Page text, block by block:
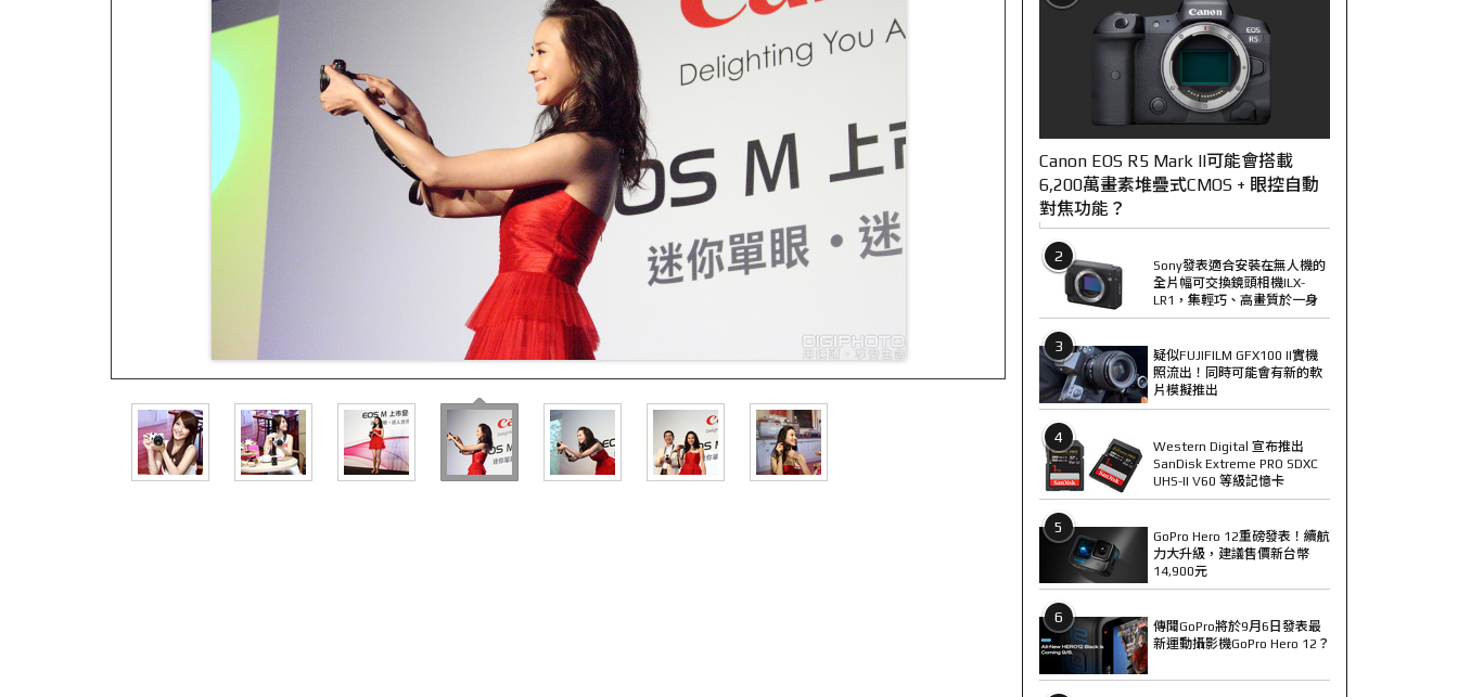
Canon EOS R5 Mark II可能會搭載
6,200萬畫素堆疊式CMOS + 眼控自動
對焦功能？
2
Sony發表適合安裝在無人機的
全片幅可交換鏡頭相機ILX-
LR1，集輕巧、高畫質於一身
3
疑似FUJIFILM GFX100 II實機
照流出！同時可能會有新的軟
片模擬推出
4
Western Digital 宣布推出
SanDisk Extreme PRO SDXC
UHS-II V60 等級記憶卡
5
GoPro Hero 12重磅發表！續航
力大升級，建議售價新台幣
14,900元
6
傳聞GoPro將於9月6日發表最
新運動攝影機GoPro Hero 12？